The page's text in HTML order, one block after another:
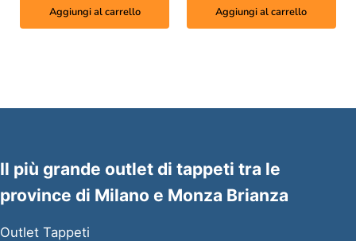
Aggiungi al carrello Aggiungi al carrello
Il più grande outlet di tappeti tra le
province di Milano e Monza Brianza
Outlet Tappeti